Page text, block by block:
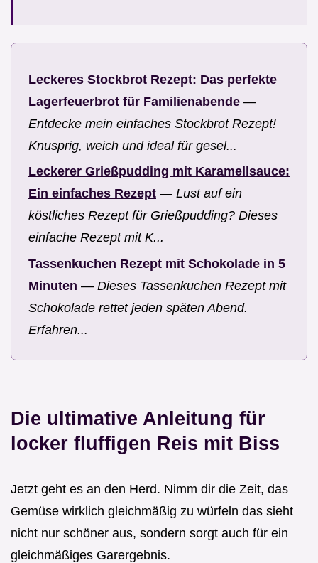
Leckeres Stockbrot Rezept: Das perfekte
Lagerfeuerbrot für Familienabende —
Entdecke mein einfaches Stockbrot Rezept!
Knusprig, weich und ideal für gesel...
Leckerer Grießpudding mit Karamellsauce:
Ein einfaches Rezept — Lust auf ein
köstliches Rezept für Grießpudding? Dieses
einfache Rezept mit K...
Tassenkuchen Rezept mit Schokolade in 5
Minuten — Dieses Tassenkuchen Rezept mit
Schokolade rettet jeden späten Abend.
Erfahren...
Die ultimative Anleitung für
locker fluffigen Reis mit Biss
Jetzt geht es an den Herd. Nimm dir die Zeit, das
Gemüse wirklich gleichmäßig zu würfeln das sieht
nicht nur schöner aus, sondern sorgt auch für ein
gleichmäßiges Garergebnis.